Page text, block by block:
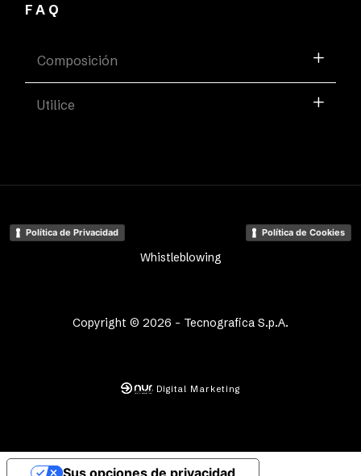
FAQ
Composición
Utilice
Copyright © 2026 - Tecnografica S.p.A.
Política de Privacidad Política de Cookies
Whistleblowing
Digital Marketing
Sus opciones de privacidad